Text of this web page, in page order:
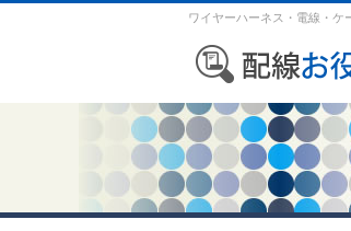
ワイヤーハーネス・電線・ケ